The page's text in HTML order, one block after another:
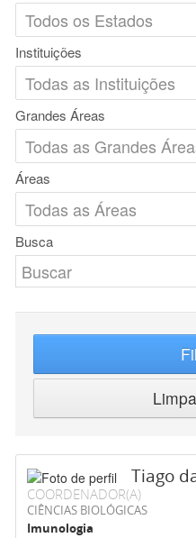
Instituições
Grandes Áreas
Áreas
Busca
Tiago
COORDENADOR(A)
CIÊNCIAS BIOLÓGICAS
Imunologia